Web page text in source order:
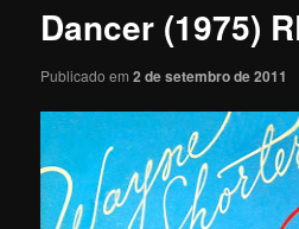
Dancer (1975)
Publicado em2 de setembro de 2011